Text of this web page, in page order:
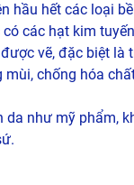
hầu hết các loại
các hạt kim
vẽ, đặc biệt là
chống hóa
da như mỹ phẩm,